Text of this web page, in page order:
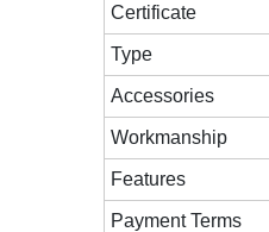
Certificate
Type
Accessories
Workmanship
Features
Payment Terms